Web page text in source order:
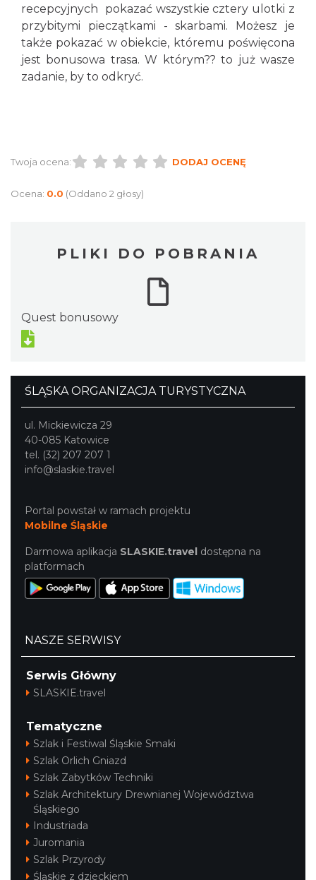
recepcyjnych pokazać wszystkie cztery ulotki z
przybitymi pieczątkami - skarbami. Możesz je
także pokazać w obiekcie, któremu poświęcona
jest bonusowa trasa. W którym?? to już wasze
zadanie, by to odkryć.
Twoja ocena: DODAJ OCENĘ
Ocena: 0.0 (Oddano 2 głosy)
PLIKI DO POBRANIA
Quest bonusowy
ŚLĄSKA ORGANIZACJA TURYSTYCZNA
ul. Mickiewicza 29
40-085 Katowice
tel. (32) 207 207 1
info@slaskie.travel
Portal powstał w ramach projektu
Mobilne Śląskie
Darmowa aplikacja SLASKIE.travel dostępna na
platformach
NASZE SERWISY
Serwis Główny
SLASKIE.travel
Tematyczne
Szlak i Festiwal Śląskie Smaki
Szlak Orlich Gniazd
Szlak Zabytków Techniki
Szlak Architektury Drewnianej Województwa
Śląskiego
Industriada
Juromania
Szlak Przyrody
Śląskie z dzieckiem